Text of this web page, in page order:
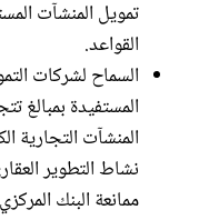
تمويل المنشآت
القواعد.
السماح لشركات
المنشآت التجارية
نشاط التطوير
ممانعة البنك